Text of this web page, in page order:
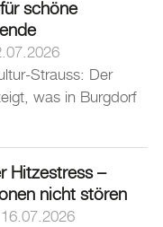
schöne
Strauss: Der
was in Burgdorf
Hitzestress –
nicht stören